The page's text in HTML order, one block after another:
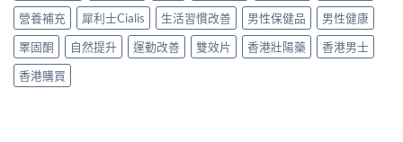
營養補充
犀利士Cialis 生活習慣改善 男性保健品
男性健康
睪固酮
自然提升 運動改善 雙效片 香港壯陽藥
香港男士
香港購買